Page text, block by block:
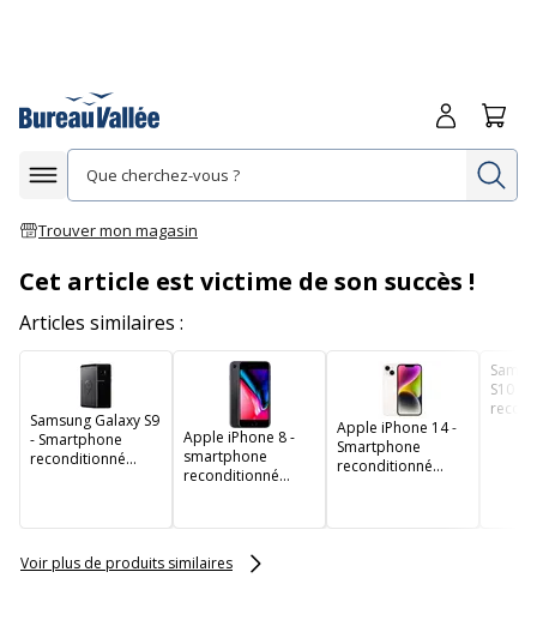
Afficher la navigation
Trouver mon magasin
Me
Cet article est victime de son succès !
Articles similaires :
Samsung Galaxy S9
- Smartphone
reconditionné
Apple iPhone 8 -
smartphone
reconditionné
Apple iPhone 14 -
Smartphone
reconditionné
S10 -
Voir plus de produits similaires